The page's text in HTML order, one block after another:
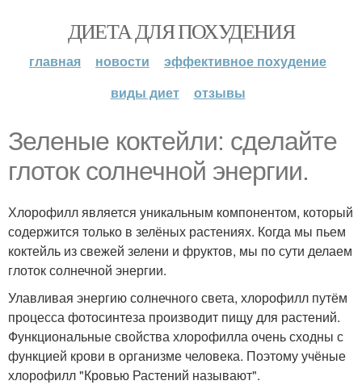
ДИЕТА ДЛЯ ПОХУДЕНИЯ
главная новости
эффективное похудение
виды диет
отзывы
Зеленые коктейли: сделайте
глоток солнечной энергии.
Хлорофилл является уникальным компонентом, который
содержится только в зелёных растениях. Когда мы пьем
коктейль из свежей зелени и фруктов, мы по сути делаем
глоток солнечной энергии.
Улавливая энергию солнечного света, хлорофилл путём
процесса фотосинтеза производит пищу для растений.
Функциональные свойства хлорофилла очень сходны с
функцией крови в организме человека. Поэтому учёные
хлорофилл "Кровью Растений называют".